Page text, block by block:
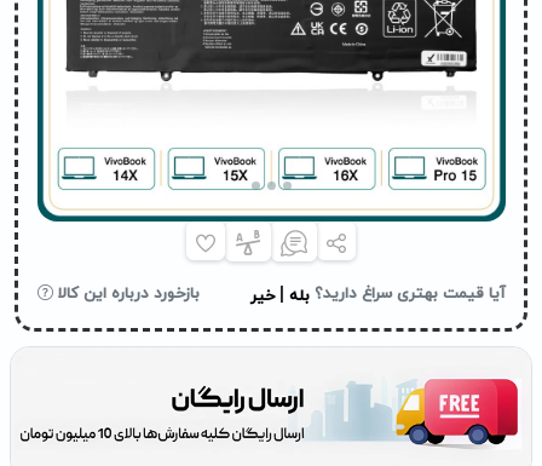
آیا قیمت بهتری سراغ دارید؟ بله خیر بازخورد درباره این کالا